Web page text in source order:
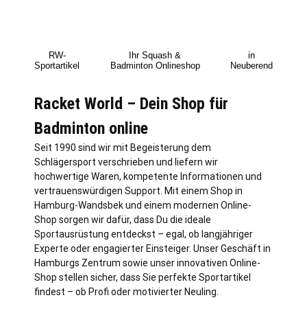
RW-
Sportartikel
Ihr Squash &
Badminton Onlineshop
in
Neuberend
Racket World – Dein Shop für
Badminton online
Seit 1990 sind wir mit Begeisterung dem
Schlägersport verschrieben und liefern wir
hochwertige Waren, kompetente Informationen und
vertrauenswürdigen Support. Mit einem Shop in
Hamburg-Wandsbek und einem modernen Online-
Shop sorgen wir dafür, dass Du die ideale
Sportausrüstung entdeckst – egal, ob langjähriger
Experte oder engagierter Einsteiger. Unser Geschäft in
Hamburgs Zentrum sowie unser innovativen Online-
Shop stellen sicher, dass Sie perfekte Sportartikel
findest – ob Profi oder motivierter Neuling.